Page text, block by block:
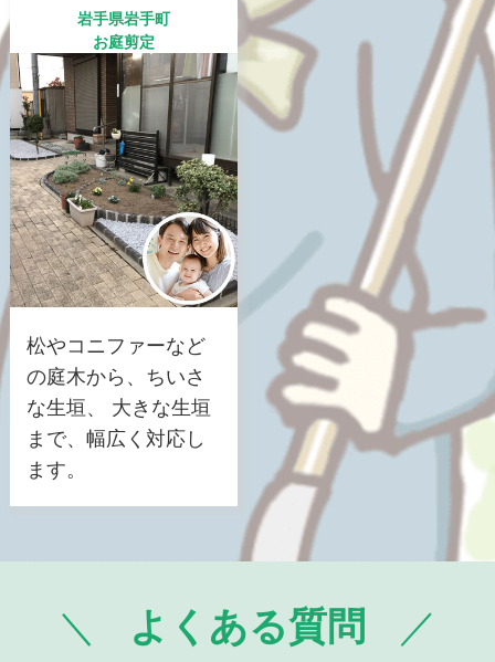
岩手県岩手町
お庭剪定
松やコニファーなど
の庭木から、ちいさ
な生垣、 大きな生垣
まで、幅広く対応し
ます。
よくある質問